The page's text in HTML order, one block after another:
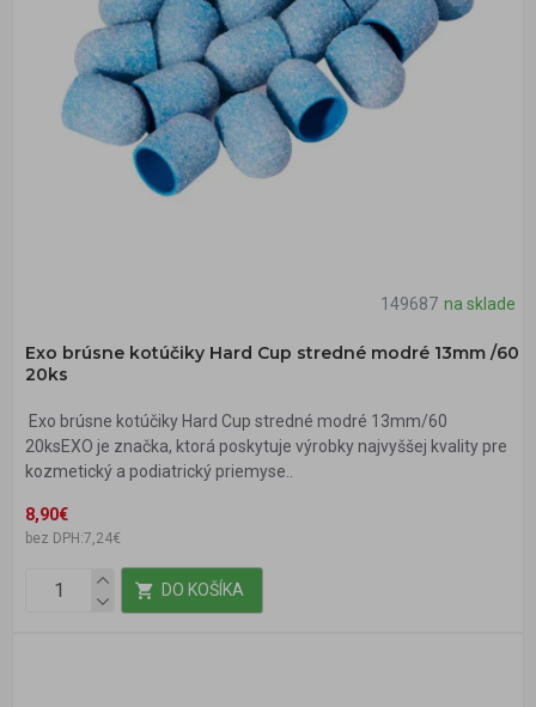
149687 na sklade
Exo brúsne kotúčiky Hard Cup stredné modré 13mm /60
20ks
Exo brúsne kotúčiky Hard Cup stredné modré 13mm/60
20ksEXO je značka, ktorá poskytuje výrobky najvyššej kvality pre
kozmetický a podiatrický priemyse..
8,90€
bez DPH:7,24€
DO KOŠÍKA